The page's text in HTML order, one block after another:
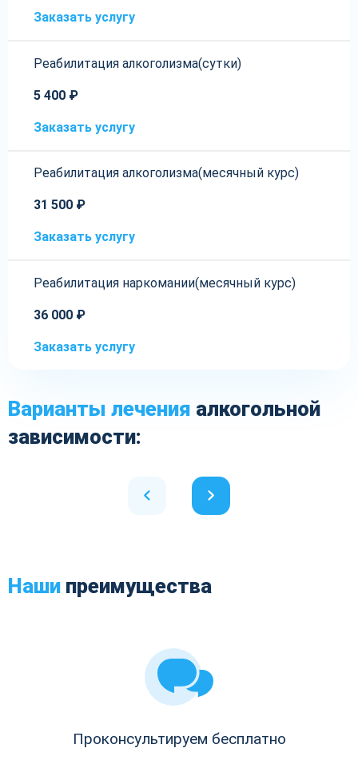
Заказать услугу
Реабилитация алкоголизма(cутки)
5 400 ₽
Заказать услугу
Реабилитация алкоголизма(месячный курс)
31 500 ₽
Заказать услугу
Реабилитация наркомании(месячный курс)
36 000 ₽
Заказать услугу
Варианты лечения алкогольной
зависимости:
Наши преимущества
Проконсультируем бесплатно